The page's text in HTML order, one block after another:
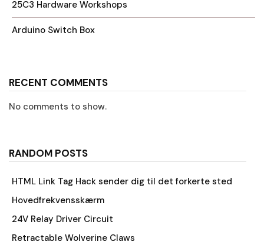
25C3 Hardware Workshops
Arduino Switch Box
RECENT COMMENTS
No comments to show.
RANDOM POSTS
HTML Link Tag Hack sender dig til det forkerte sted
Hovedfrekvensskærm
24V Relay Driver Circuit
Retractable Wolverine Claws